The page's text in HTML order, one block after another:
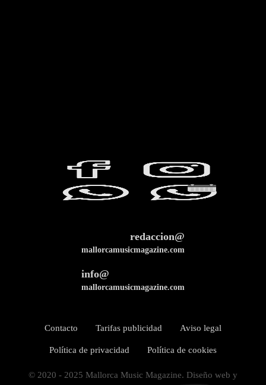
redaccion@
mallorcamusicmagazine.com
info@
mallorcamusicmagazine.com
Contacto Tarifas publicidad Aviso legal
Política de privacidad Política de cookies
© 2020 - 2025 Mallorca Music Magazine. Diseño web y